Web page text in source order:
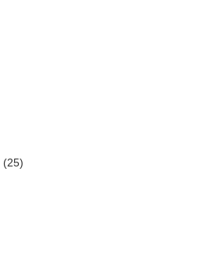
(25)